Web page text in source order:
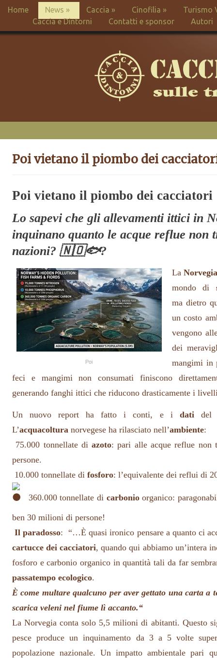
Home News » Caccia » Cinofilia »
Turismo
Caccia e Dintorni
Contatti e sponsor Autori
Poi vietano il piombo dei
Poi vietano il piombo dei cacciatori
Lo sapevi che gli allevamenti ittici in
inquinano quanto le acque reflue non
nazioni? 🇳🇴🐟?
Poi
La
mondo di
ma dietro
un costo
vengono
dei
mangimi in
feci e mangimi non consumati finiscono
generando fanghi ittici che riducono drasticamente i
Un nuovo report ha fatto i conti, e idatidel
L’acquacoltura norvegese ha rilasciato nell’ambiente:
75.000 tonnellate diazoto: pari alle acque reflue
persone.
10.000 tonnellate di fosforo: l’equivalente dei reflui di
360.000 tonnellate dicarbonioorganico:
ben 30 milioni di persone!
Il paradosso: “…È quasi ironico pensare a quanto ci
cartucce dei cacciatori, quando qui abbiamo un’intera
fosforo e carbonio organico in quantità tali da far
passatempo ecologico.
È come multare qualcuno per aver gettato una carta a
scarica veleni nel fiume lì accanto.“
La Norvegia conta solo 5,5 milioni di abitanti. Questo
pesce produce un inquinamento da 3 a 5 volte
popolazione nazionale. Un impatto ambientale pari